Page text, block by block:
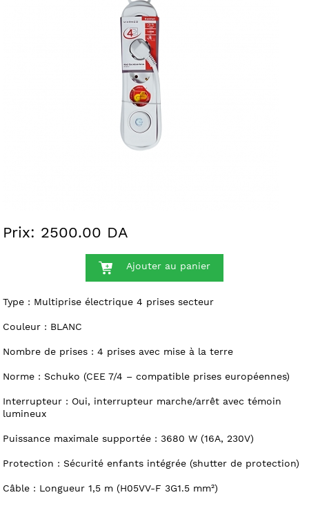
Prix: 2500.00 DA
Ajouter au panier
Type : Multiprise électrique 4 prises secteur
Couleur : BLANC
Nombre de prises : 4 prises avec mise à la terre
Norme : Schuko (CEE 7/4 – compatible prises européennes)
Interrupteur : Oui, interrupteur marche/arrêt avec témoin
lumineux
Puissance maximale supportée : 3680 W (16A, 230V)
Protection : Sécurité enfants intégrée (shutter de protection)
Câble : Longueur 1,5 m (H05VV-F 3G1.5 mm²)